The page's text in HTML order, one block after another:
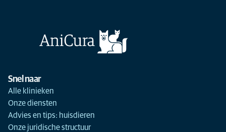
Snel naar
Alle klinieken
Onze diensten
Advies en tips: huisdieren
Onze juridische structuur